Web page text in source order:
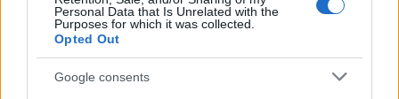
Personal Data that Is Unrelated with the
Purposes for which it was collected.
Opted Out
Google consents
Βυζίτσα, Άγιος Λαυρέντιος κι άλλοι γραφικοί οικισμοί
μάς αποκαλύπτουν τη μαγεία του μυθικού βουνού των
Κενταύρων. Τα αρχοντικά με την εξαιρετική
αρχιτεκτονική, οι πλατείες με τα τεράστια αιωνόβια